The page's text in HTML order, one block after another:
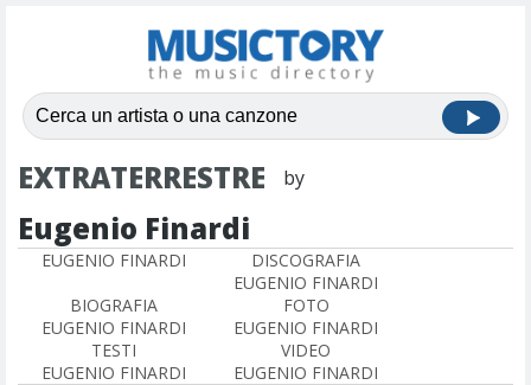
EXTRATERRESTRE by
Eugenio Finardi
EUGENIO FINARDI
DISCOGRAFIA
EUGENIO FINARDI
BIOGRAFIA
EUGENIO FINARDI
FOTO
EUGENIO FINARDI
TESTI
EUGENIO FINARDI
VIDEO
EUGENIO FINARDI